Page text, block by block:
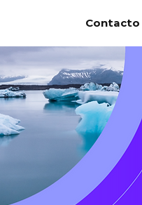
Contacto